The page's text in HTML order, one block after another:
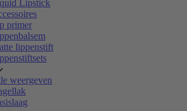
Lipstick
primer
lippenstift
weergeven